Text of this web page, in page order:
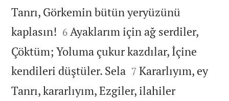
Tanrı, Görkemin bütün yeryüzünü
kaplasın! 

6 Ayaklarım için ağ serdiler,
Çöktüm; Yoluma çukur kazdılar, İçine
kendileri düştüler. Sela
7 Kararlıyım, ey
Tanrı, kararlıyım, Ezgiler, ilahiler